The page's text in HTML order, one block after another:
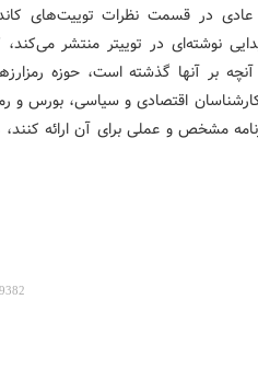
عادی در قسمت نظرات توییت‌های
نوشته‌ای در توییتر منتشر می‌کند،
بر آنها گذشته است، حوزه
اقتصادی و سیاسی، بورس و
مشخص و عملی برای آن ارائه